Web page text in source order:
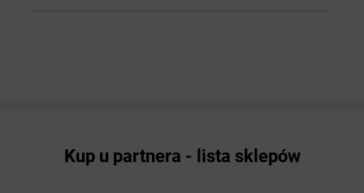
Kup u partnera - lista sklepów